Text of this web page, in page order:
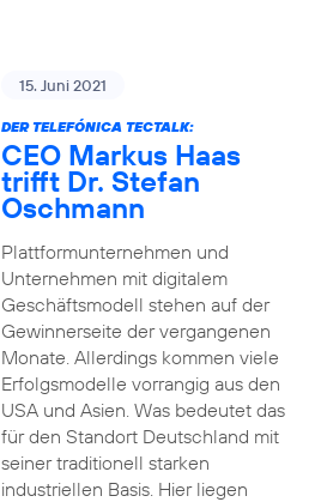
15. Juni 2021
DER TELEFÓNICA TECTALK:
CEO Markus Haas
trifft Dr. Stefan
Oschmann
Plattformunternehmen und
Unternehmen mit digitalem
Geschäftsmodell stehen auf der
Gewinnerseite der vergangenen
Monate. Allerdings kommen viele
Erfolgsmodelle vorrangig aus den
USA und Asien. Was bedeutet das
für den Standort Deutschland mit
seiner traditionell starken
industriellen Basis. Hier liegen